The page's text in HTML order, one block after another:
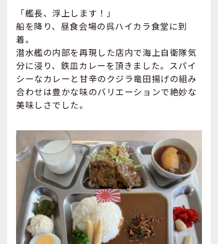
「艦長、浮上します！」
船を降り、昼食会場の呉ハイカラ食堂に到
着。
潜水艦の内部を再現した店内で海上自衛隊気
分に浸り、鉄皿カレーを頂きました。スパイ
シーなカレーと甘辛のクジラ竜田揚げの組み
合わせは豊かな味のバリエーションで絶妙な
美味しさでした。